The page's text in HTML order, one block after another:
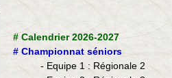
# Calendrier 2026-2027
# Championnat séniors
- Equipe 1 : Régionale 2